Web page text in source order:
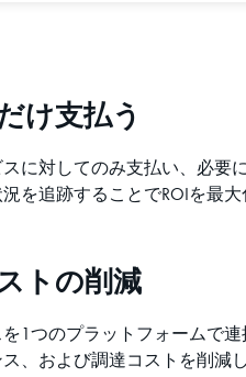
け支払う
に対してのみ支払い、必要
を追跡することでROIを最大
トの削減
1つのプラットフォームで
、および調達コストを削減し